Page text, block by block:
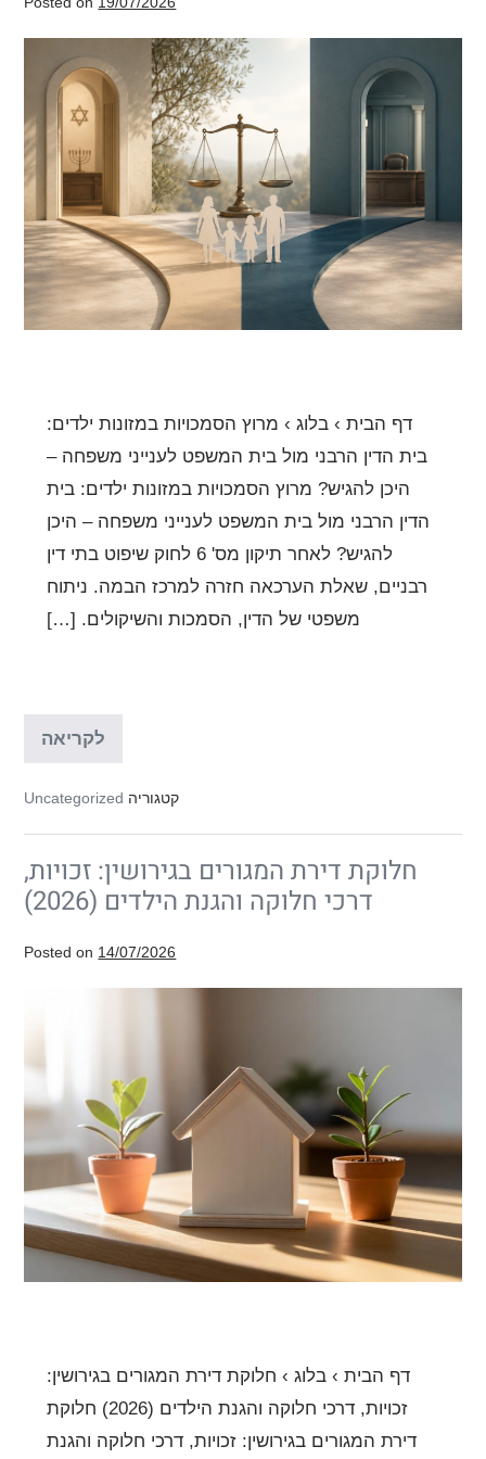
הסמכויות
במזונות
הרבני
בית
דף הבית › בלוג › מרוץ הסמכויות במזונות ילדים:
בית הדין הרבני מול בית המשפט לענייני משפחה –
היכן להגיש? מרוץ הסמכויות במזונות ילדים: בית
הדין הרבני מול בית המשפט לענייני משפחה – היכן
להגיש? לאחר תיקון מס' 6 לחוק שיפוט בתי דין
רבניים, שאלת הערכאה חזרה למרכז הבמה. ניתוח
משפטי של הדין, הסמכות והשיקולים. […]
לקריאהמרוץ
הדין
מול
בית
–
קטגוריה Uncategorized
חלוקת דירת המגורים בגירושין: זכויות,
דרכי חלוקה והגנת הילדים (2026)
Posted on 14/07/2026
בגירושין:
זכויות,
חלוקה
והגנת
הילדים
דף הבית › בלוג › חלוקת דירת המגורים בגירושין:
זכויות, דרכי חלוקה והגנת הילדים (2026) חלוקת
דירת המגורים בגירושין: זכויות, דרכי חלוקה והגנת